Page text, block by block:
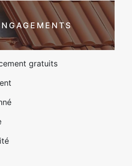
gratuits